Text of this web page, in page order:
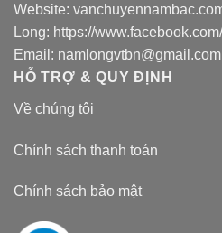
Website:
Long: https://
Email: namlongvtbn@gmail.com
HỖ TRỢ & QUY ĐỊNH
Về chúng tôi
Chính sách thanh toán
Chính sách bảo mật